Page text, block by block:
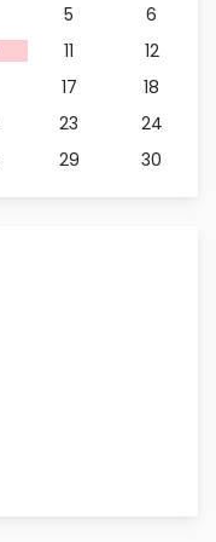
5
6
11
12
17
18
23
24
29 30